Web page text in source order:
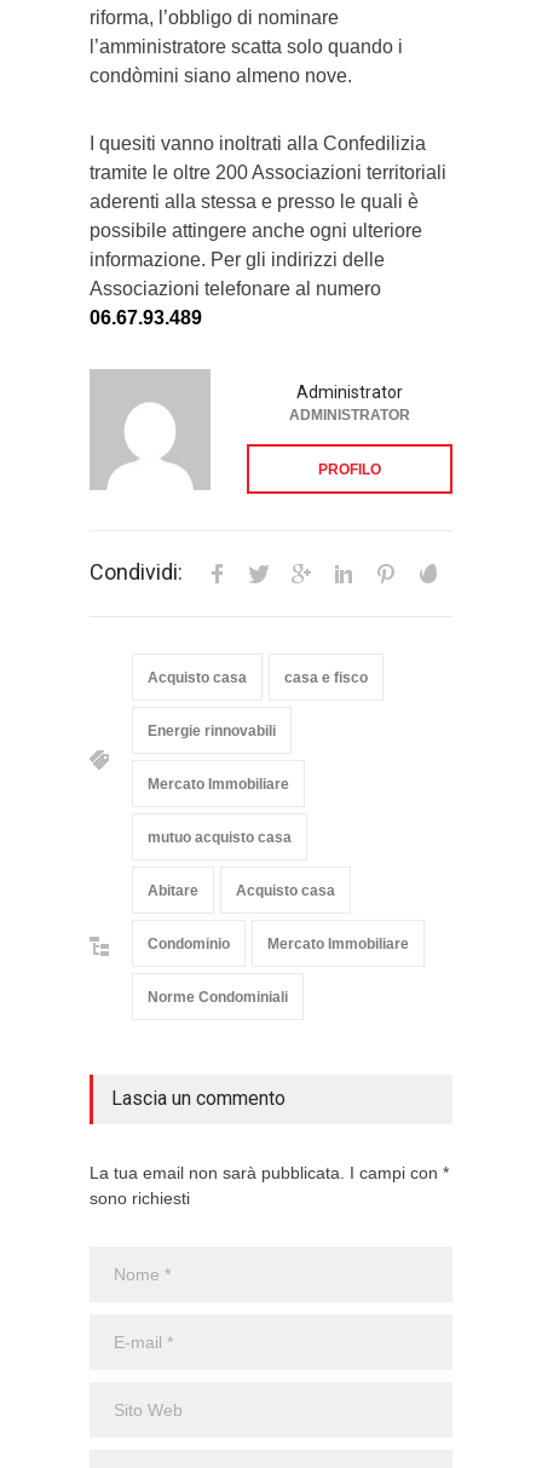
riforma, l’obbligo di nominare
l’amministratore scatta solo quando i
condòmini siano almeno nove.
I quesiti vanno inoltrati alla Confedilizia
tramite le oltre 200 Associazioni territoriali
aderenti alla stessa e presso le quali è
possibile attingere anche ogni ulteriore
informazione. Per gli indirizzi delle
Associazioni telefonare al numero
06.67.93.489
Administrator
ADMINISTRATOR
PROFILO
Condividi:
Acquisto casa casa e fisco
Energie rinnovabili
Mercato Immobiliare
mutuo acquisto casa
Abitare Acquisto casa
Condominio Mercato Immobiliare
Norme Condominiali
Lascia un commento
La tua email non sarà pubblicata. I campi con *
sono richiesti